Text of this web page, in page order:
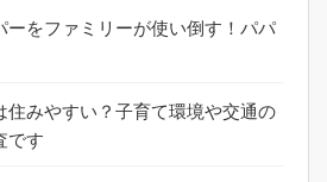
ーをファミリーが使い倒す！パパ
住みやすい？子育て環境や交通の
です